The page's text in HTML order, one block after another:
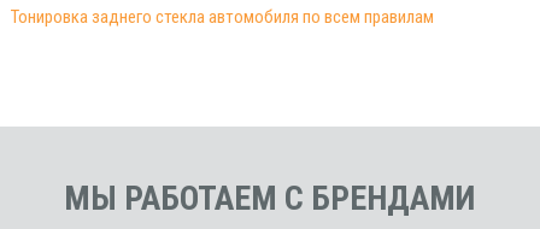
Тонировка заднего стекла автомобиля по всем правилам
МЫ РАБОТАЕМ С БРЕНДАМИ